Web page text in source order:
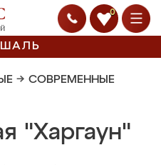
0
→ СОВРЕМЕННЫЕ
"Харгаун"